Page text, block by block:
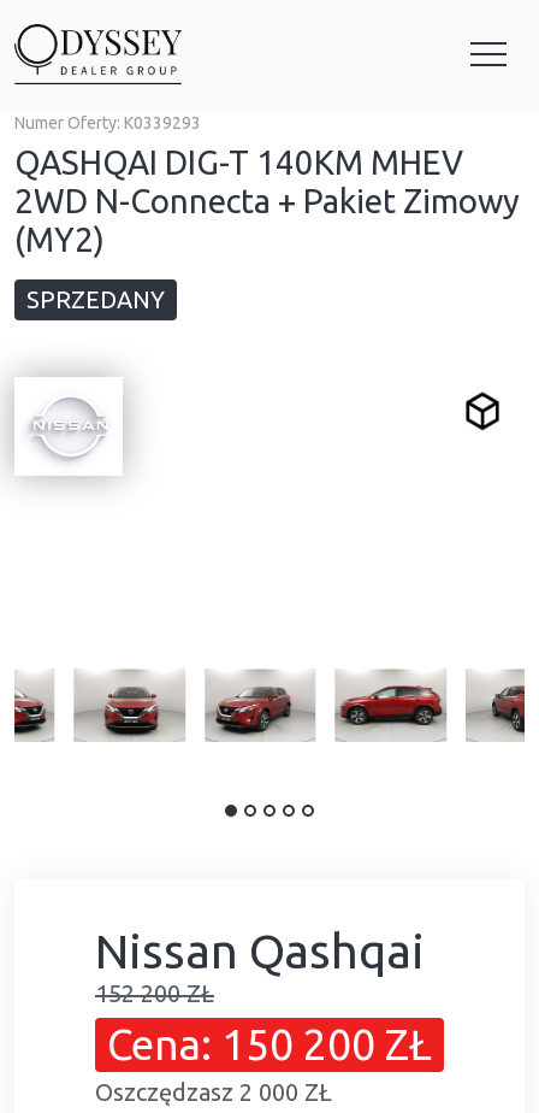
Numer Oferty: K0339293
QASHQAI DIG-T 140KM MHEV
2WD N-Connecta + Pakiet Zimowy
(MY2)
SPRZEDANY
Nissan Qashqai
152 200 ZŁ
Cena: 150 200 ZŁ
Oszczędzasz 2 000 ZŁ